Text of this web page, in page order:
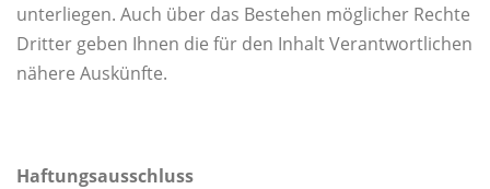
unterliegen. Auch über das Bestehen möglicher Rechte
Dritter geben Ihnen die für den Inhalt Verantwortlichen
nähere Auskünfte.
Haftungsausschluss